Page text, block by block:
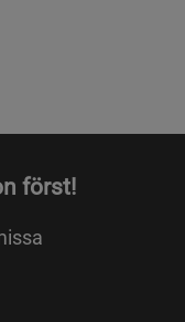
först!